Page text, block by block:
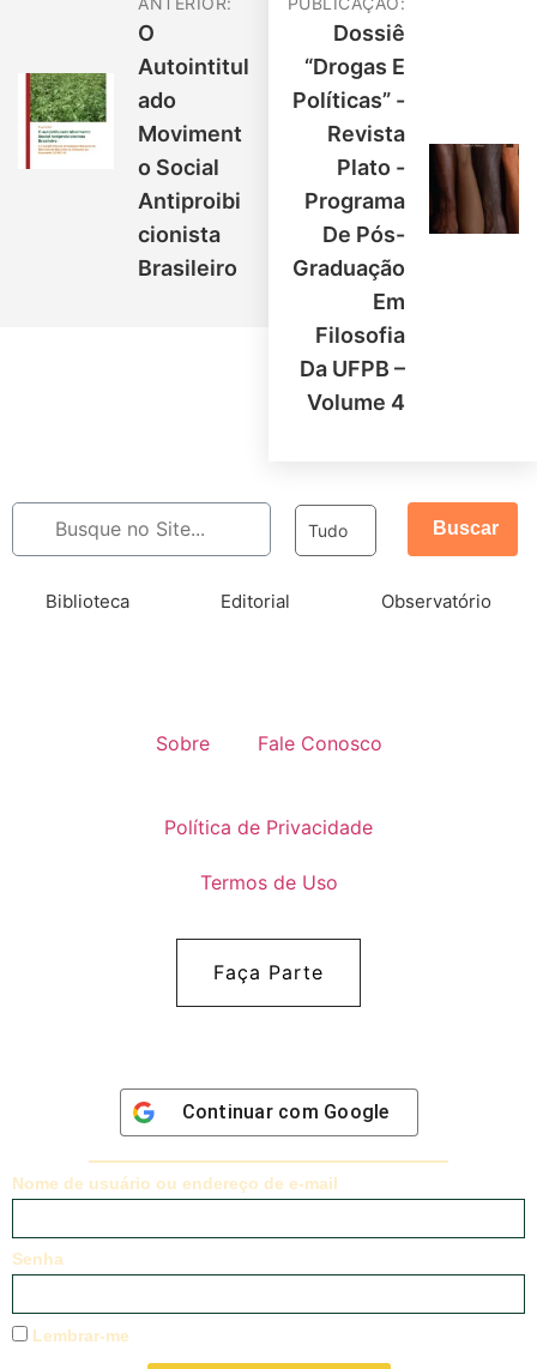
O
Autointitul
Ado
Moviment
O Social
Antiproibi
Cionista
Brasileiro
Dossiê
“Drogas E
Políticas” -
Revista
Plato -
Programa
De Pós-
Graduação
Em
Filosofia
Da UFPB –
Volume 4
Tudo Buscar
Biblioteca Editorial Observatório
Sobre Fale Conosco
Política de Privacidade
Termos de Uso
Faça Parte
Continuar com Google
Nome de usuário ou endereço de e-mail
Senha
Lembrar-me